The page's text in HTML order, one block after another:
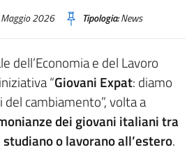
2026 Tipologia:News
dell’Economia e del Lavoro
“Giovani Expat: diamo
cambiamento”, volta a
dei giovani italiani tra
o lavorano all’estero.